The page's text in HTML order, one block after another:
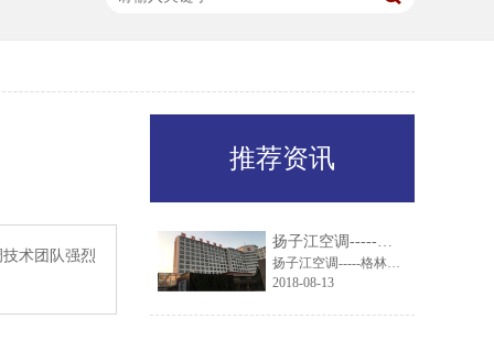
术团队强烈
推荐资讯
扬子江空调-----格林东方酒店引进扬子江组合式空调机组
扬子江空调-----格林东方酒店引进扬子江组合式空调机组
2018-08-13